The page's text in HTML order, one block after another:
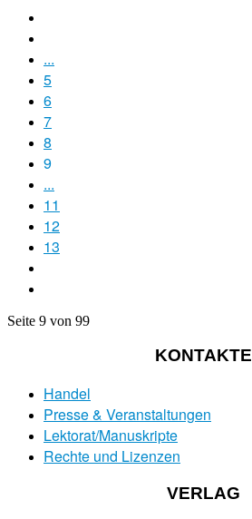
...
5
6
7
8
9
...
11
12
13
Seite 9 von 99
KONTAKTE
Handel
Presse & Veranstaltungen
Lektorat/Manuskripte
Rechte und Lizenzen
VERLAG